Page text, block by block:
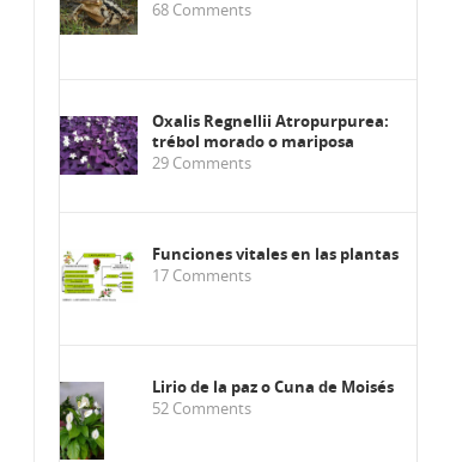
68 Comments
Oxalis Regnellii Atropurpurea:
trébol morado o mariposa
29 Comments
Funciones vitales en las plantas
17 Comments
Lirio de la paz o Cuna de Moisés
52 Comments